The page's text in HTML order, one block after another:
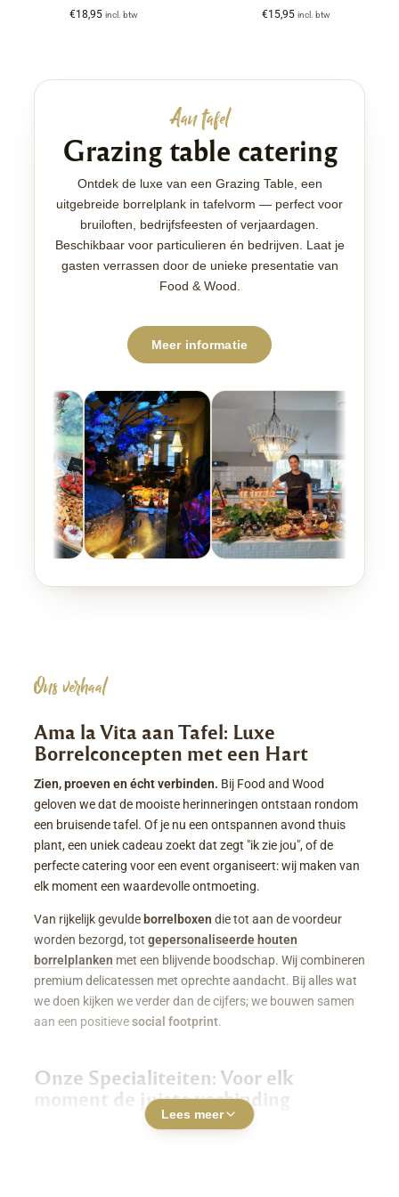
€18,95 incl. btw €15,95 incl. btw
Aan tafel
Grazing table catering
Ontdek de luxe van een Grazing Table, een
uitgebreide borrelplank in tafelvorm — perfect voor
bruiloften, bedrijfsfeesten of verjaardagen.
Beschikbaar voor particulieren én bedrijven. Laat je
gasten verrassen door de unieke presentatie van
Food & Wood.
Meer informatie
Ons verhaal
Ama la Vita aan Tafel: Luxe
Borrelconcepten met een Hart
Zien, proeven en écht verbinden. Bij Food and Wood
geloven we dat de mooiste herinneringen ontstaan rondom
een bruisende tafel. Of je nu een ontspannen avond thuis
plant, een uniek cadeau zoekt dat zegt "ik zie jou", of de
perfecte catering voor een event organiseert: wij maken van
elk moment een waardevolle ontmoeting.
Van rijkelijk gevuldeborrelboxen die tot aan de voordeur
worden bezorgd, tot gepersonaliseerde houten
borrelplanken met een blijvende boodschap. Wij combineren
premium delicatessen met oprechte aandacht. Bij alles wat
we doen kijken we verder dan de cijfers; we bouwen samen
aan een positievesocial footprint.
Onze Specialiteiten: Voor elk
moment de juiste verbinding
Luxe Borrelboxen & Borrelpakketten
Lees meer